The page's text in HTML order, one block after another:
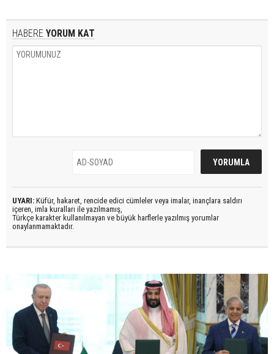
HABERE YORUM KAT
UYARI: Küfür, hakaret, rencide edici cümleler veya imalar, inançlara saldırı
içeren, imla kuralları ile yazılmamış,
Türkçe karakter kullanılmayan ve büyük harflerle yazılmış yorumlar
onaylanmamaktadır.